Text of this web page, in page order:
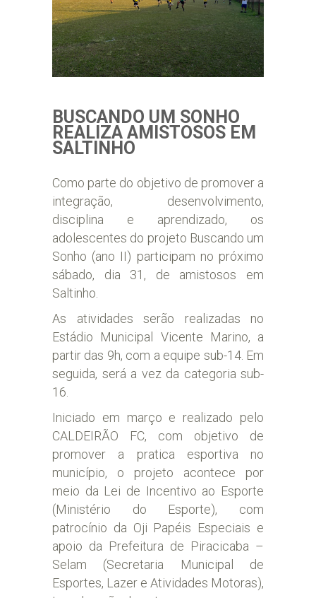
BUSCANDO UM SONHO
REALIZA AMISTOSOS EM
SALTINHO
Como parte do objetivo de promover a
integração, desenvolvimento,
disciplina e aprendizado, os
adolescentes do projeto Buscando um
Sonho (ano II) participam no próximo
sábado, dia 31, de amistosos em
Saltinho.
As atividades serão realizadas no
Estádio Municipal Vicente Marino, a
partir das 9h, com a equipe sub-14. Em
seguida, será a vez da categoria sub-
16.
Iniciado em março e realizado pelo
CALDEIRÃO FC, com objetivo de
promover a pratica esportiva no
município, o projeto acontece por
meio da Lei de Incentivo ao Esporte
(Ministério do Esporte), com
patrocínio da Oji Papéis Especiais e
apoio da Prefeitura de Piracicaba –
Selam (Secretaria Municipal de
Esportes, Lazer e Atividades Motoras),